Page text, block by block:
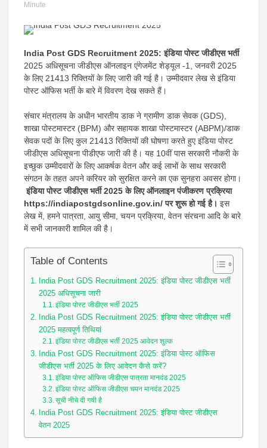
Minute
India Post GDS Recruitment 2025: इंडिया पोस्ट जीडीएस भर्ती
2025 अधिसूचना जीडीएस ऑनलाइन एंगेजमेंट शेड्यूल -1, जनवरी 2025
के लिए 21413 रिक्तियों के लिए जारी की गई है। उम्मीदवार लेख से इंडिया
पोस्ट ऑफिस भर्ती के बारे में विवरण देख सकते हैं।
संचार मंत्रालय के अधीन भारतीय डाक ने ग्रामीण डाक सेवक (GDS),
शाखा पोस्टमास्टर (BPM) और सहायक शाखा पोस्टमास्टर (ABPM)/डाक
सेवक पदों के लिए कुल 21413 रिक्तियों की घोषणा करते हुए इंडिया पोस्ट
जीडीएस अधिसूचना पीडीएफ जारी की है। यह 10वीं पास सरकारी नौकरी के
इच्छुक उम्मीदवारों के लिए आकर्षक वेतन और कई लाभों के साथ सरकारी
संगठन के तहत अपने करियर को सुरक्षित करने का एक सुनहरा अवसर होगा।
इंडिया पोस्ट जीडीएस भर्ती 2025 के लिए ऑनलाइन पंजीकरण प्रक्रिया
https://indiapostgdsonline.gov.in/ पर शुरू हो गई है। इस
लेख में, हमने पात्रता, आयु सीमा, चयन प्रक्रिया, वेतन संरचना आदि के बारे
में सभी जानकारी शामिल की है।
Table of Contents
India Post GDS Recruitment 2025: इंडिया पोस्ट जीडीएस भर्ती
2025 अधिसूचना जारी
इंडिया पोस्ट जीडीएस भर्ती 2025
India Post GDS Recruitment 2025: इंडिया पोस्ट जीडीएस भर्ती
2025 महत्वपूर्ण तिथियां
इंडिया पोस्ट जीडीएस भर्ती 2025 आवेदन शुल्क
India Post GDS Recruitment 2025: इंडिया पोस्ट ऑफिस
जीडीएस भर्ती 2025 के लिए आवेदन कैसे करें?
इंडिया पोस्ट ऑफिस जीडीएस पात्रता मानदंड 2025
इंडिया पोस्ट ऑफिस जीडीएस चयन मानदंड 2025
सूची नीचे दी गयी है
India Post GDS Recruitment 2025: इंडिया पोस्ट जीडीएस
वेतन 2025